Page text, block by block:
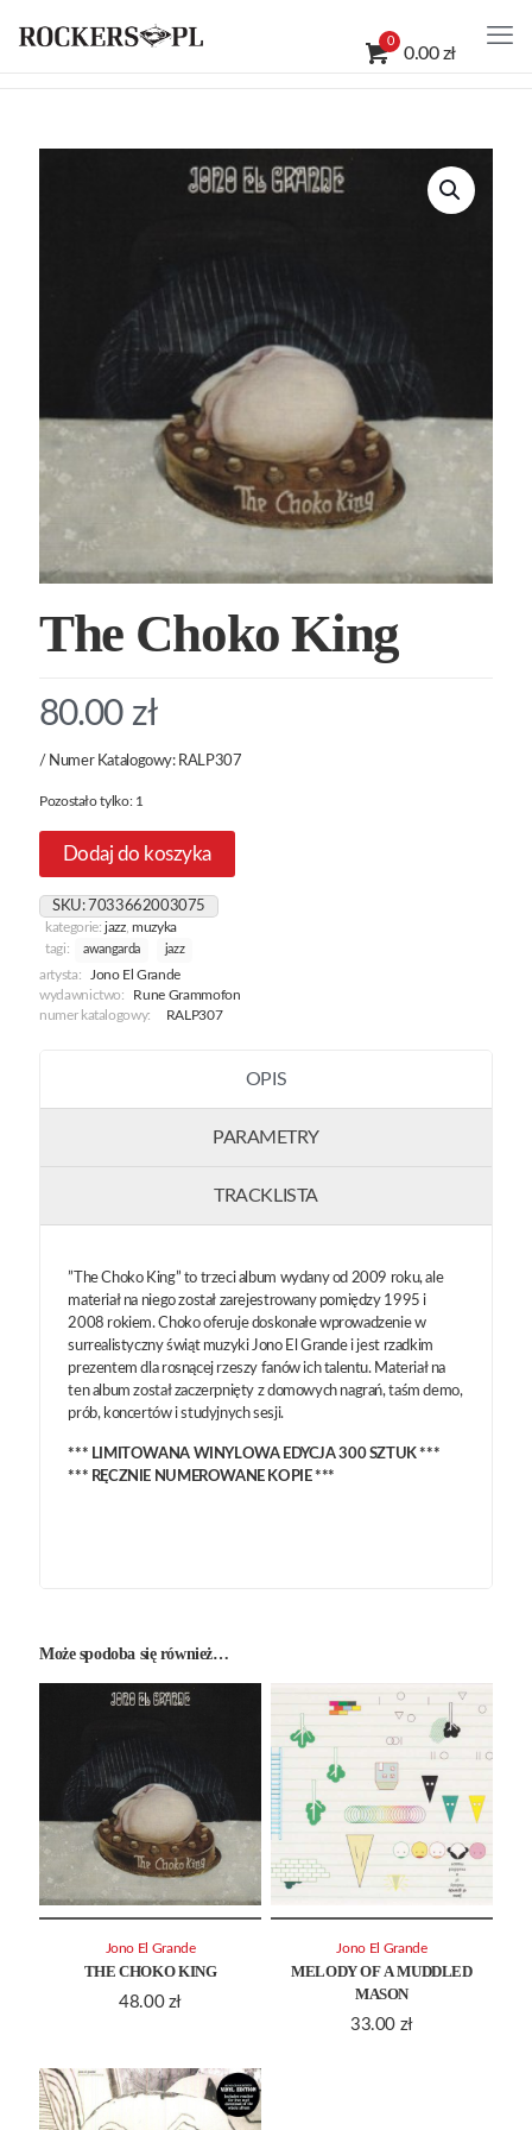
0
0.00 zł
The Choko King
80.00 zł
/ Numer Katalogowy: RALP307
Pozostało tylko: 1
Dodaj do koszyka
SKU: 7033662003075
kategorie: jazz,muzyka
tagi:
awangarda jazz
artysta:
Jono El Grande
wydawnictwo:
Rune Grammofon
numer katalogowy:
RALP307
OPIS
PARAMETRY
TRACKLISTA
”The Choko King” to trzeci album wydany od 2009 roku, ale
materiał na niego został zarejestrowany pomiędzy 1995 i
2008 rokiem. Choko oferuje doskonałe wprowadzenie w
surrealistyczny świąt muzyki Jono El Grande i jest rzadkim
prezentem dla rosnącej rzeszy fanów ich talentu. Materiał na
ten album został zaczerpnięty z domowych nagrań, taśm demo,
prób, koncertów i studyjnych sesji.
*** LIMITOWANA WINYLOWA EDYCJA 300 SZTUK ***
*** RĘCZNIE NUMEROWANE KOPIE ***
Może spodoba się również…
THE CHOKO KING
48.00 zł
Jono El Grande
MELODY OF A MUDDLED
MASON
33.00 zł
Jono El Grande